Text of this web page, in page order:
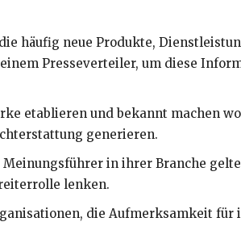
häufig neue Produkte,
Presseverteiler, um diese
etablieren und bekannt machen
generieren.
Meinungsführer in ihrer Branche
lenken.
die Aufmerksamkeit